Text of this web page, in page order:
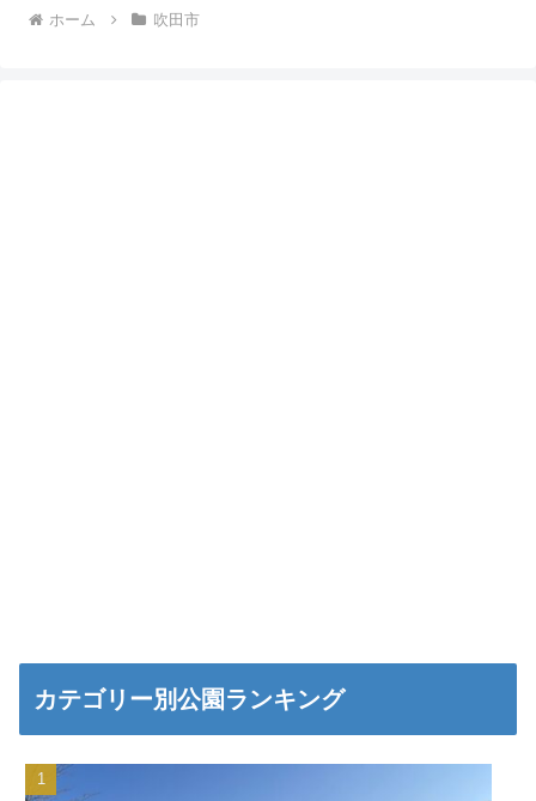
ホーム 吹田市
カテゴリー別公園ランキング